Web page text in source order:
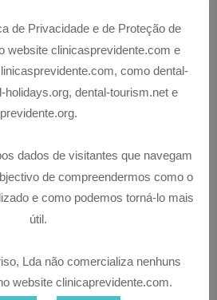
de Privacidade e de Proteção de
website clinicasprevidente.com e
como dental-
holidays.org, dental-tourism.net e
previdente.org.
dados de visitantes que navegam
de compreendermos como o
e como podemos torná-lo mais
útil.
Lda não comercializa nenhuns
website clinicaprevidente.com.